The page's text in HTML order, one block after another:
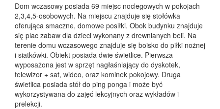
Dom wczasowy posiada 69 miejsc noclegowych w pokojach
2,3,4,5-osobowych. Na miejscu znajduje się stołówka
oferująca smaczne, domowe posiłki. Obok budynku znajduje
się plac zabaw dla dzieci wykonany z drewnianych beli. Na
terenie domu wczasowego znajduje się boisko do piłki nożnej
i siatkówki. Obiekt posiada dwie świetlice. Pierwsza
wyposażona jest w sprzęt nagłaśniający do dyskotek,
telewizor + sat, wideo, oraz kominek pokojowy. Druga
świetlica posiada stół do ping ponga i może być
wykorzystywana do zajęć lekcyjnych oraz wykładów i
prelekcji.